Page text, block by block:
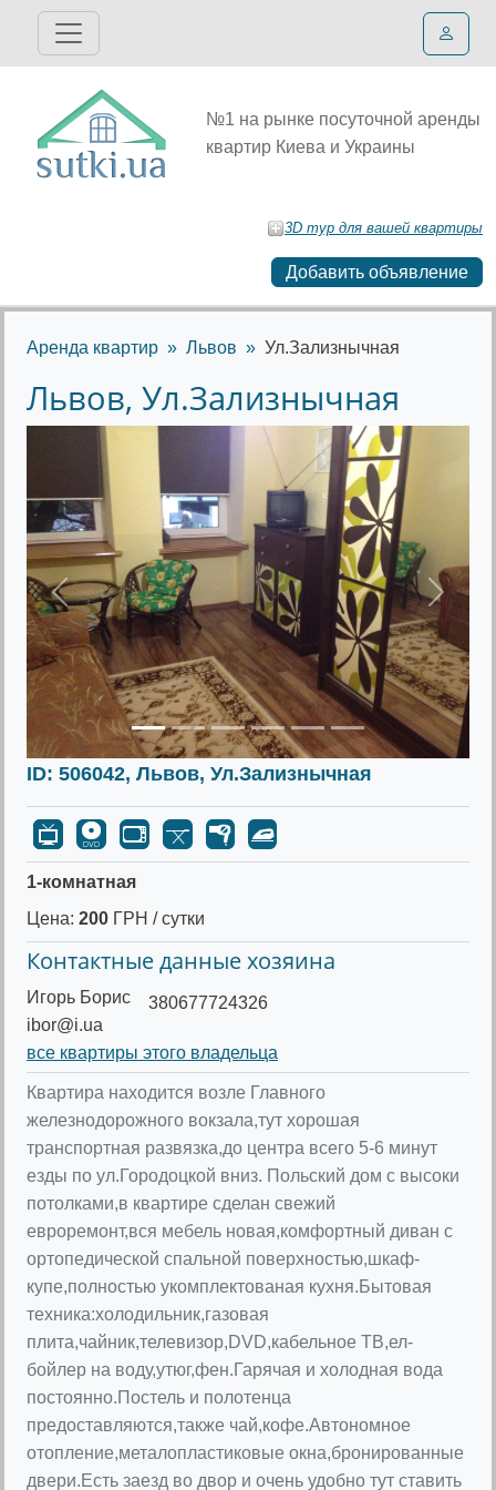
№1 на рынке посуточной аренды
квартир Киева и Украины
3D тур для вашей квартиры
Добавить объявление
Аренда квартир Львов Ул.Зализнычная
Львов, Ул.Зализнычная
Предыдущее
ID: 506042, Львов, Ул.Зализнычная
1-комнатная
Цена: 200 ГРН / сутки
Контактные данные хозяина
Игорь Борис
ibor@i.ua
380677724326
все квартиры этого владельца
Квартира находится возле Главного
железнодорожного вокзала,тут хорошая
транспортная развязка,до центра всего 5-6 минут
езды по ул.Городоцкой вниз. Польский дом с высоки
потолками,в квартире сделан свежий
евроремонт,вся мебель новая,комфортный диван с
ортопедической спальной поверхностью,шкаф-
купе,полностью укомплектованая кухня.Бытовая
техника:холодильник,газовая
плита,чайник,телевизор,DVD,кабельное ТВ,ел-
бойлер на воду,утюг,фен.Гарячая и холодная вода
постоянно.Постель и полотенца
предоставляются,также чай,кофе.Автономное
отопление,металопластиковые окна,бронированные
двери.Есть заезд во двор и очень удобно тут ставить